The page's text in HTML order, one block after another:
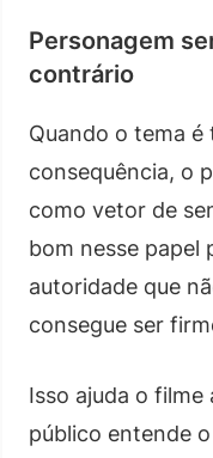
Personagem
contrário
Quando o tema
consequência, o
como vetor de
bom nesse papel
autoridade que
consegue ser
Isso ajuda o filme
público entende